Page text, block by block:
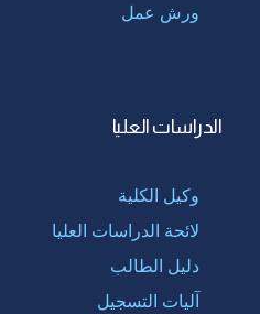
ورش عمل
الدراسات العليا
وكيل الكلية
لائحة الدراسات العليا
دليل الطالب
آليات التسجيل